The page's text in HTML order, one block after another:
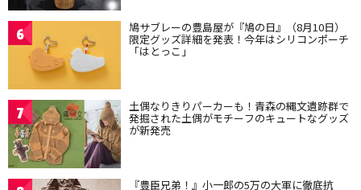
6 鳩サブレーの豊島屋が『鳩の日』（8月10日）
限定グッズ詳細を発表！今年はシリコンポーチ
「はとっこ」
7 土偶なりきりパーカーも！青森の縄文遺跡群で
発掘された土偶がモチーフのキュートなグッズ
が新発売
『豊臣兄弟！』小一郎の5万の大軍に徹底抗